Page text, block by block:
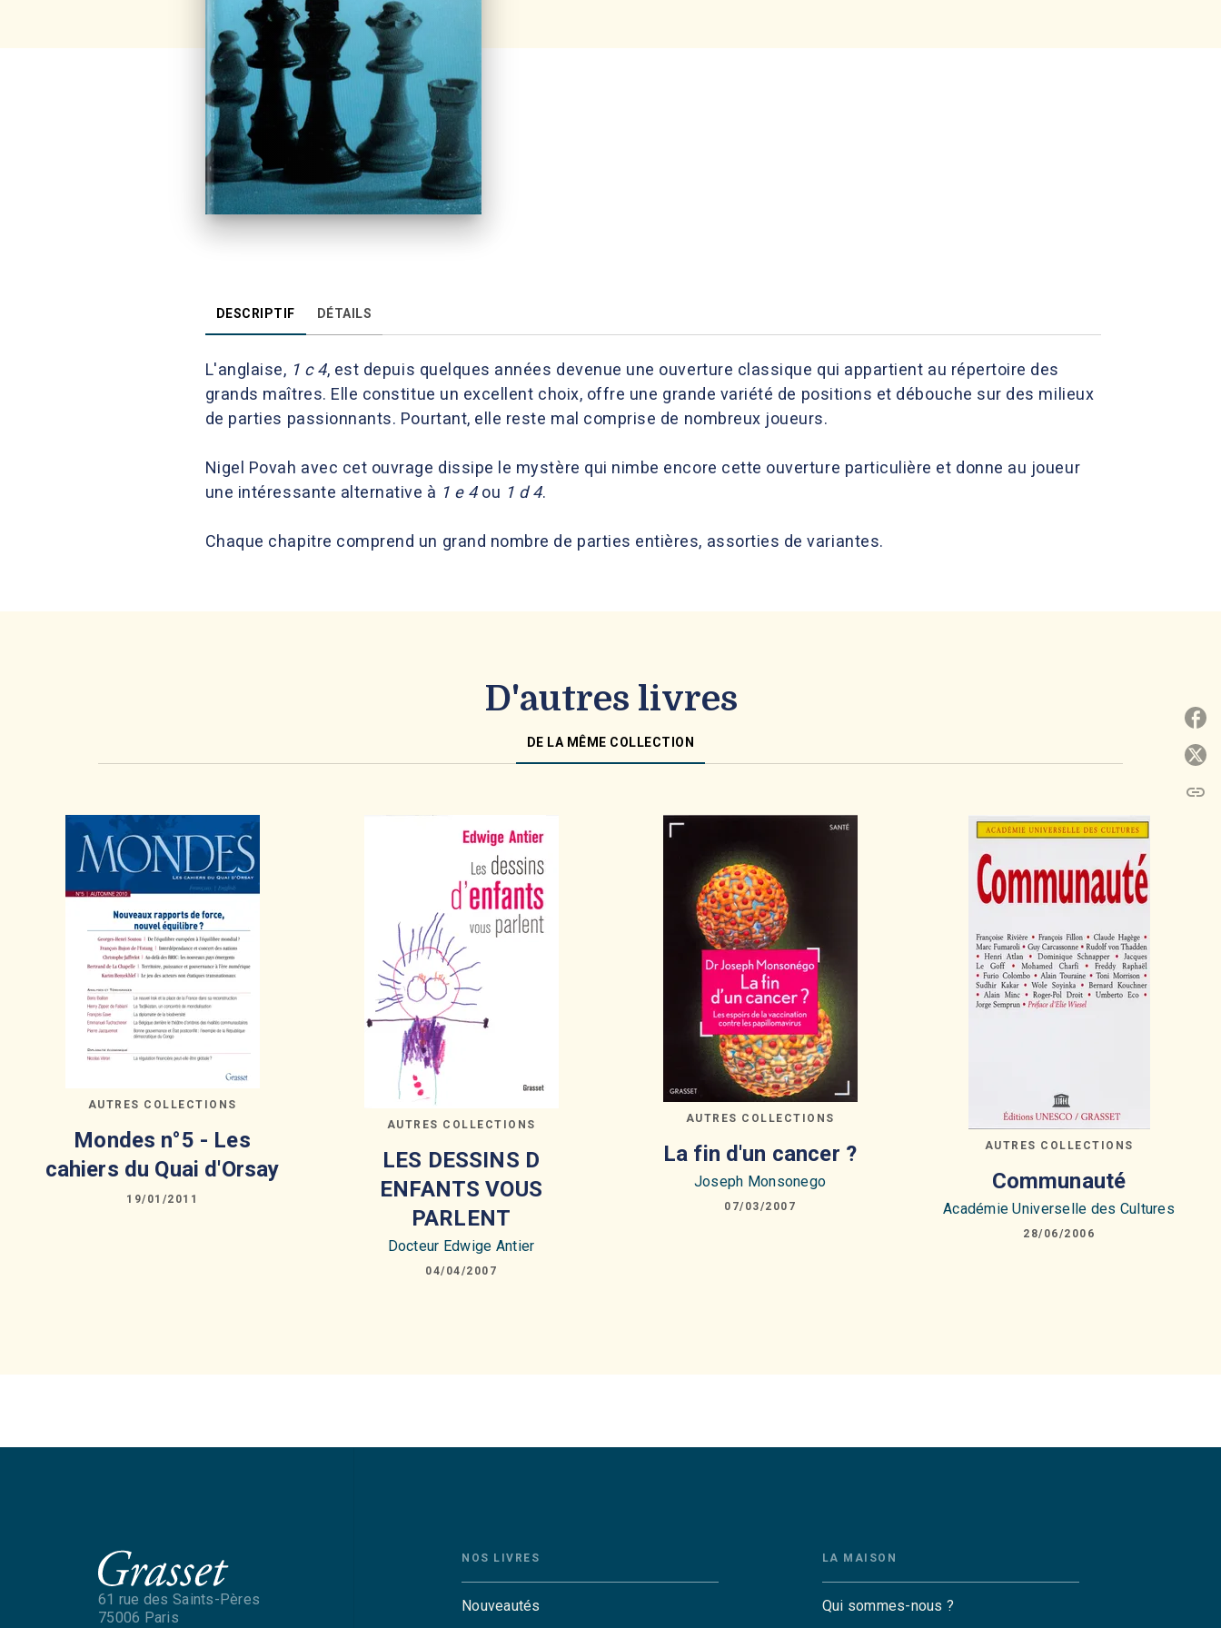
DESCRIPTIF DÉTAILS
L'anglaise, 1 c 4, est depuis quelques années devenue une ouverture classique qui appartient au répertoire des
grands maîtres. Elle constitue un excellent choix, offre une grande variété de positions et débouche sur des milieux
de parties passionnants. Pourtant, elle reste mal comprise de nombreux joueurs.
Nigel Povah avec cet ouvrage dissipe le mystère qui nimbe encore cette ouverture particulière et donne au joueur
une intéressante alternative à 1 e 4ou 1 d 4.
Chaque chapitre comprend un grand nombre de parties entières, assorties de variantes.
D'autres livres
DE LA MÊME COLLECTION
AUTRES COLLECTIONS
Mondes n°5 - Les
cahiers du Quai d'Orsay
19/01/2011
AUTRES COLLECTIONS
LES DESSINS D
ENFANTS VOUS
PARLENT
Docteur Edwige Antier
04/04/2007
AUTRES COLLECTIONS
La fin d'un cancer ?
Joseph Monsonego
07/03/2007
AUTRES COLLECTIONS
Communauté
Académie Universelle des Cultures
28/06/2006
link
61 rue des Saints-Pères
75006 Paris
NOS LIVRES
Nouveautés
LA MAISON
Qui sommes-nous ?